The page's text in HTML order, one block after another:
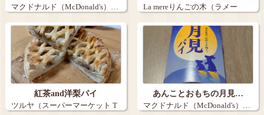
マクドナルド（McDonald's）…
La mereりんごの木（ラメー
ル）…
紅茶and洋梨パイ
ツルヤ（スーパーマーケット T
あんことおもちの月見…
マクドナルド（McDonald's）…